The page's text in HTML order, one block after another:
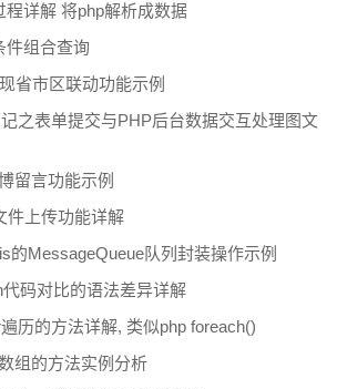
程详解 将php解析成数据
件组合查询
省市区联动功能示例
之表单提交与PHP后台数据交互处理图文
留言功能示例
件上传功能详解
的MessageQueue队列封装操作示例
码对比的语法差异详解
历的方法详解, 类似php foreach()
组的方法实例分析